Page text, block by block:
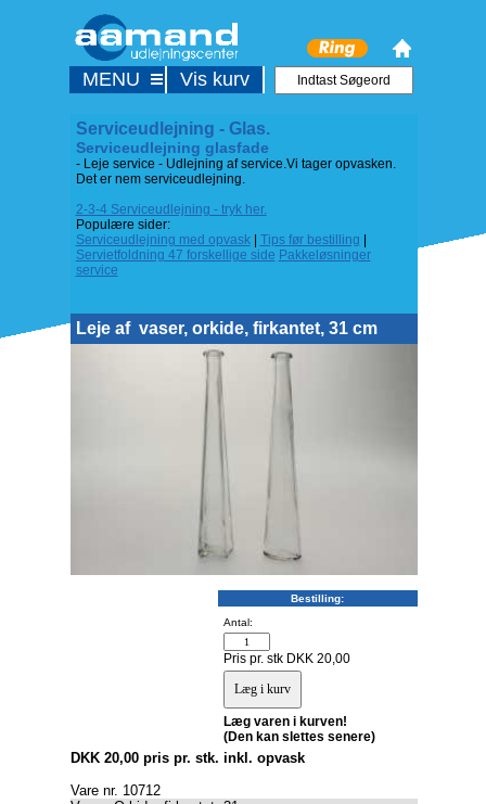
Serviceudlejning - Glas.
Serviceudlejning glasfade
- Leje service - Udlejning af service.Vi tager opvasken.
Det er nem serviceudlejning.
2-3-4 Serviceudlejning - tryk her.
Populære sider:
Serviceudlejning med opvask| Tips før bestilling
Servietfoldning 47 forskellige side Pakkeløsninger
service
Leje af vaser, orkide, firkantet, 31 cm
Bestilling:
Antal:
Pris pr. stk DKK 20,00
Læg varen i kurven!
(Den kan slettes senere)
DKK 20,00 pris pr. stk. inkl. opvask
Vare nr. 10712
MENU Vis kurv